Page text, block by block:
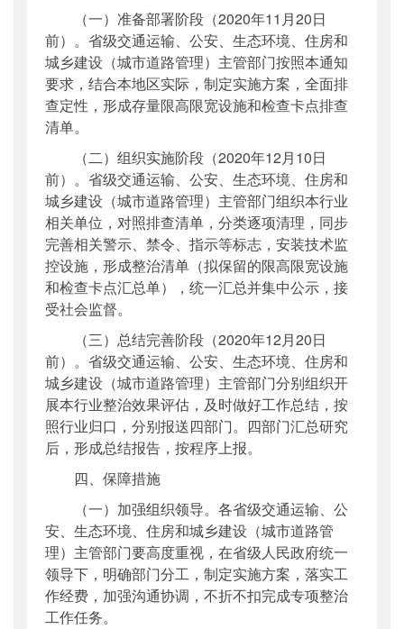
（一）准备部署阶段（2020年11月20日
前）。省级交通运输、公安、生态环境、住房和
城乡建设（城市道路管理）主管部门按照本通知
要求，结合本地区实际，制定实施方案，全面排
查定性，形成存量限高限宽设施和检查卡点排查
清单。
（二）组织实施阶段（2020年12月10日
前）。省级交通运输、公安、生态环境、住房和
城乡建设（城市道路管理）主管部门组织本行业
相关单位，对照排查清单，分类逐项清理，同步
完善相关警示、禁令、指示等标志，安装技术监
控设施，形成整治清单（拟保留的限高限宽设施
和检查卡点汇总单），统一汇总并集中公示，接
受社会监督。
（三）总结完善阶段（2020年12月20日
前）。省级交通运输、公安、生态环境、住房和
城乡建设（城市道路管理）主管部门分别组织开
展本行业整治效果评估，及时做好工作总结，按
照行业归口，分别报送四部门。四部门汇总研究
后，形成总结报告，按程序上报。
四、保障措施
（一）加强组织领导。各省级交通运输、公
安、生态环境、住房和城乡建设（城市道路管
理）主管部门要高度重视，在省级人民政府统一
领导下，明确部门分工，制定实施方案，落实工
作经费，加强沟通协调，不折不扣完成专项整治
工作任务。